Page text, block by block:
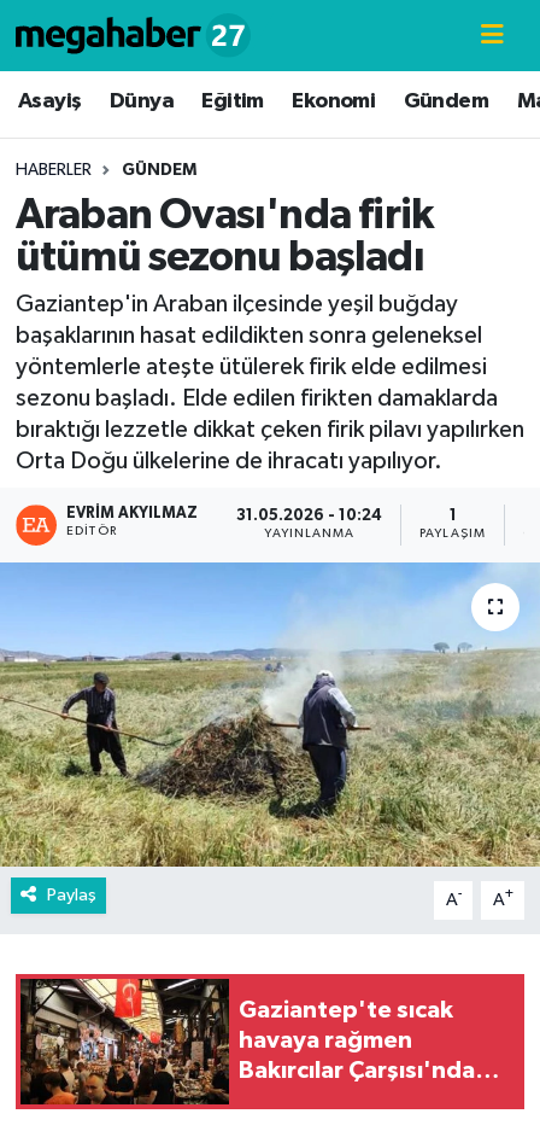
Asayiş Dünya Eğitim Ekonomi Gündem
HABERLER GÜNDEM
Araban Ovası'nda firik
ütümü sezonu başladı
Gaziantep'in Araban ilçesinde yeşil buğday
başaklarının hasat edildikten sonra geleneksel
yöntemlerle ateşte ütülerek firik elde edilmesi
sezonu başladı. Elde edilen firikten damaklarda
bıraktığı lezzetle dikkat çeken firik pilavı yapılırken
Orta Doğu ülkelerine de ihracatı yapılıyor.
EVRIM AKYILMAZ
EDITÖR
31.05.2026 - 10:24
YAYINLANMA PAYLAŞIM
Paylaş A- A+
Gaziantep'te sıcak
havaya rağmen
Bakırcılar Çarşısı'nda
Hava Durumu
Süper Lig Puan Durumu ve Fikstür
Tüm Manşetler
Son Dakika Haberleri
Haber Arşivi